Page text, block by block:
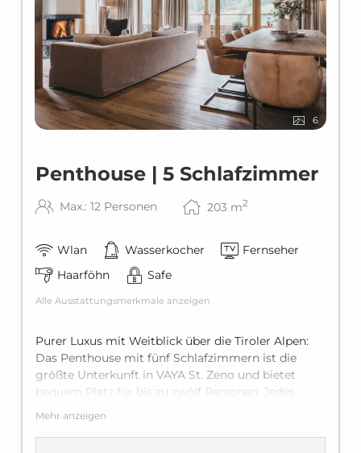
6
Penthouse | 5 Schlafzimmer
Max.: 12 Personen 203 m2
Wlan Wasserkocher
Fernseher
Haarföhn
Safe
Alle Ausstattungsmerkmale anzeigen
Purer Luxus mit Weitblick über die Tiroler Alpen:
Das Penthouse mit fünf Schlafzimmern ist die
größte Unterkunft in VAYA St. Zeno und bietet
bequem Platz für bis zu zwölf Personen. Jedes
Schlafzimmer verfügt über ein King-Size-
Doppelbett, und eines dieser Schlafzimmer verfügt
zusätzlich über ein Zwei-Personen-Ausziehbett. Mit
Mehr anzeigen